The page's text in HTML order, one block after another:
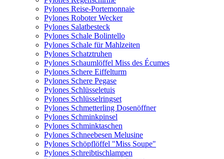
Pylones Reise-Portemonnaie
Pylones Roboter Wecker
Pylones Salatbesteck
Pylones Schale Bolintello
Pylones Schale für Mahlzeiten
Pylones Schatztruhen
Pylones Schaumlöffel Miss des Écumes
Pylones Schere Eiffelturm
Pylones Schere Pegase
Pylones Schlüsseletuis
Pylones Schlüsselringset
Pylones Schmetterling Dosenöffner
Pylones Schminkpinsel
Pylones Schminktaschen
Pylones Schneebesen Melusine
Pylones Schöpflöffel "Miss Soupe"
Pylones Schreibtischlampen